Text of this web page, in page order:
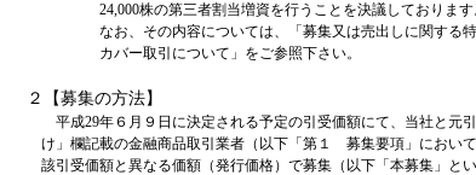
24,000株の第三者割当増資を行うことを決議しております
なお、その内容については、「募集又は売出しに関す
カバー取引について」をご参照下さい。
２【募集の方法】
平成29年６月９日に決定される予定の引受価額にて、当社と元
け」欄記載の金融商品取引業者（以下「第１ 募集要項」におい
該引受価額と異なる価額（発行価格）で募集（以下「本募集」と